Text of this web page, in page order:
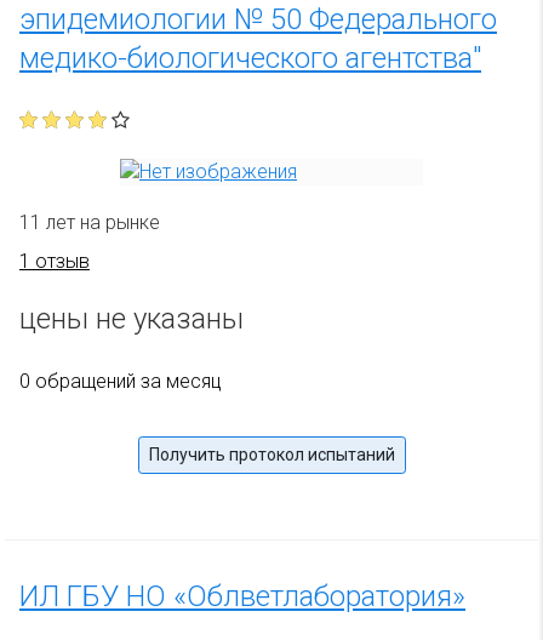
эпидемиологии № 50 Федерального
медико-биологического агентства"
11 лет на рынке
1 отзыв
цены не указаны
0 обращений за месяц
Получить протокол испытаний
ИЛ ГБУ НО «Облветлаборатория»